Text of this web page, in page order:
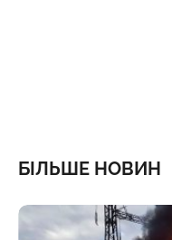
БІЛЬШЕ НОВИН